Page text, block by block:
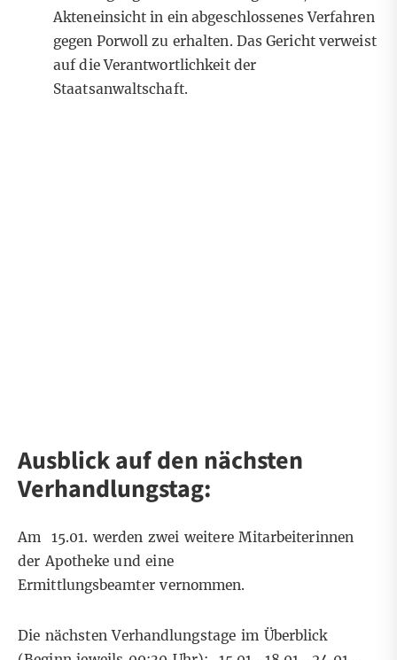
Akteneinsicht in ein abgeschlossenes Verfahren
gegen Porwoll zu erhalten. Das Gericht verweist
auf die Verantwortlichkeit der
Staatsanwaltschaft.
Ausblick auf den nächsten
Verhandlungstag:
Am 15.01. werden zwei weitere Mitarbeiterinnen
der Apotheke und eine
Ermittlungsbeamter vernommen.
Die nächsten Verhandlungstage im Überblick